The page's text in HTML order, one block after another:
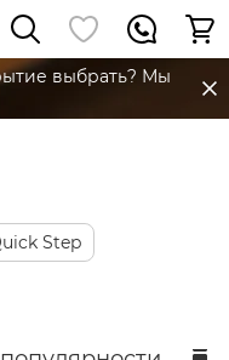
выбрать? Мы
Step